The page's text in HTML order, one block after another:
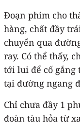
Đoạn phim cho
hàng, chất đầy
chuyển qua
ray. Có thể thấy,
tới lui để cố gắng
tại đường ngang
Chỉ chưa đầy 1
đoàn tàu hỏa từ xa